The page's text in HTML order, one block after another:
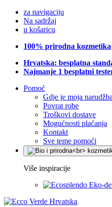
za navigaciju
Na sadržaj
u košaricu
100% prirodna kozmetika
Hrvatska: besplatna
Najmanje 1 besplatni
Pomoć
Gdje je moja
Povrat robe
Troškovi dostave
Mogućnosti plaćanja
Kontakt
Sve teme pomoći
Više inspiracije
Eko-